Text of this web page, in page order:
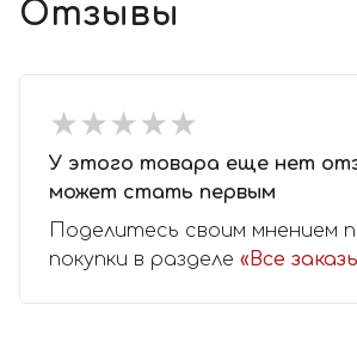
Отзывы
★★★★★
★★★★★
У этого товара еще нет
может стать первым
Поделитесь своим мнением
покупки в разделе «Все